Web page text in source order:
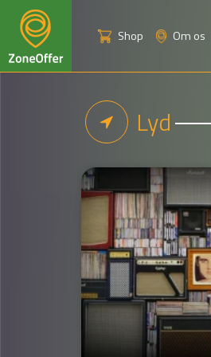
Shop Om os
Lyd